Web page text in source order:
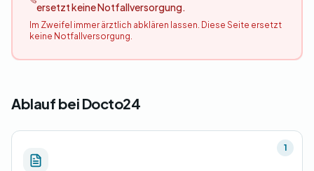
ersetzt keine Notfallversorgung.
Im Zweifel immer ärztlich abklären lassen. Diese Seite ersetzt
keine Notfallversorgung.
Ablauf bei Docto24
1